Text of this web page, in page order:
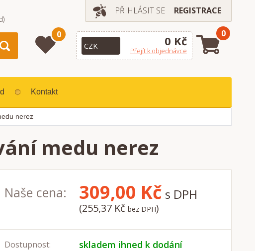
PŘIHLÁSIT SE REGISTRACE
0 0 Kč
Přejít k objednávce
0
Kontakt
nerez
medu nerez
Naše cena: 309,00 Kč s DPH
(255,37 Kč bez DPH)
Dostupnost: skladem ihned k dodání